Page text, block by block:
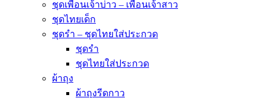
ชุดเพื่อนเจ้าบ่าว – เพื่อนเจ้าสาว
ชุดไทยเด็ก
ชุดรำ – ชุดไทยใส่ประกวด
ชุดรำ
ชุดไทยใส่ประกวด
ผ้าถุง
ผ้าถุงรีดกาว